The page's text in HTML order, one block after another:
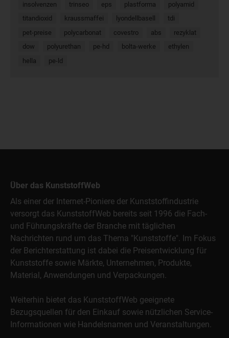
insolvenzen
trinseo eps plastforma
polyamid
titandioxid
kraussmaffei lyondellbasell
tdi
pet-preise
polycarbonat covestro abs
rezyklat
dow
polyurethan pe-hd bolta-werke
ethylen
hella
pe-ld
Über das KunststoffWeb
Als einer der Internet-Pioniere der Kunststoffindustrie
versorgt das KunststoffWeb bereits seit 1996 die Fach-
und Führungskräfte der Branche mit täglichen
Nachrichten rund um das Thema "Kunststoffe". Im Fokus
der Berichterstattung ist dabei die Preisentwicklung für
Kunststoffe sowie Märkte, Unternehmen, Produkte,
Material, Anwendungen und Verpackungen.
Weiterhin bietet das KunststoffWeb geeignete
Bezugsquellen für den Einkauf sowie nützlichen Service-
Informationen wie Handelsnamen und Veranstaltungen.